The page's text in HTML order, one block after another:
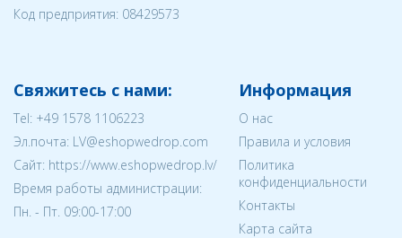
Код предприятия: 08429573
Свяжитесь с нами:
Tel: +49 1578 1106223
Эл.почта: LV@eshopwedrop.com
Cайт: https://www.eshopwedrop.lv/
Время работы администрации:
Пн. - Пт. 09:00-17:00
Информация
О нас
Правила и условия
Политика
конфиденциальности
Контакты
Карта сайта